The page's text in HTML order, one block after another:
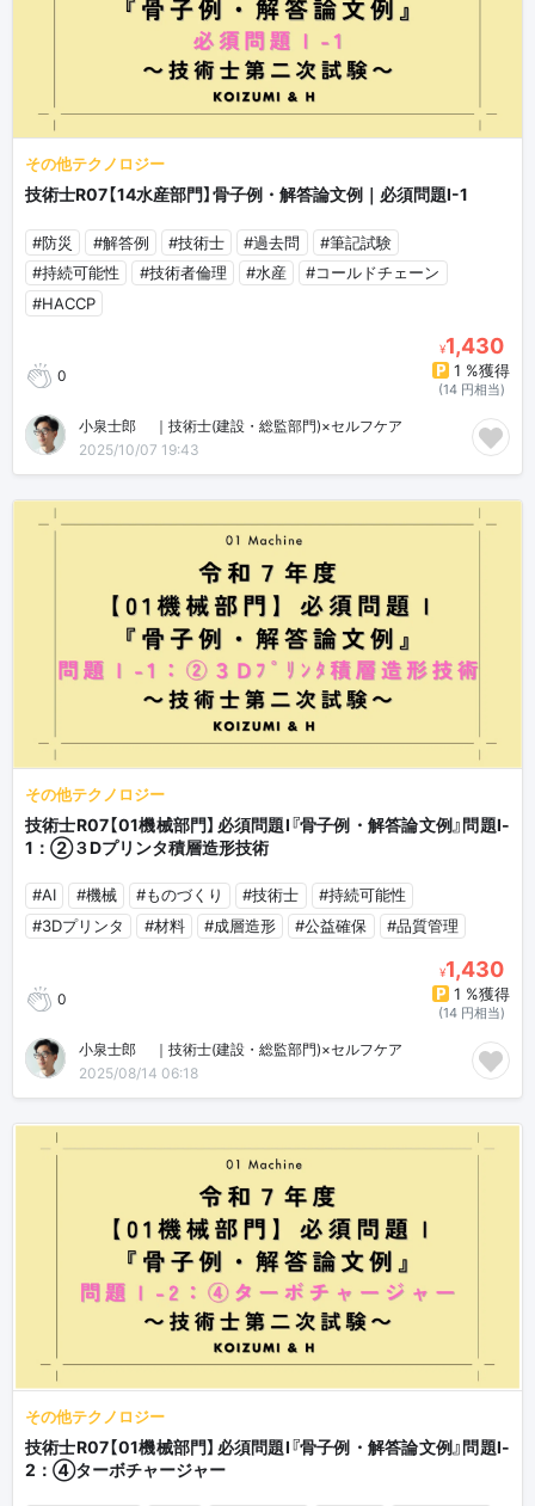
その他テクノロジー
技術士R07【14水産部門】骨子例・解答論文例｜必須問題Ⅰ-1
#防災 #解答例 #技術士 #過去問
#筆記試験
#持続可能性
#技術者倫理 #水産
#コールドチェーン
#HACCP
0
¥1,430
1 %獲得
(14 円相当)
小泉士郎🎈｜技術士(建設・総監部門)×セルフケア
2025/10/07 19:43
その他テクノロジー
技術士R07【01機械部門】必須問題Ⅰ『骨子例・解答論文例』問題Ⅰ-
1：②３Dプリンタ積層造形技術
#AI #機械 #ものづくり #技術士
#持続可能性
#3Dプリンタ
#材料 #成層造形 #公益確保 #品質管理
0
¥1,430
1 %獲得
(14 円相当)
小泉士郎🎈｜技術士(建設・総監部門)×セルフケア
2025/08/14 06:18
その他テクノロジー
技術士R07【01機械部門】必須問題Ⅰ『骨子例・解答論文例』問題Ⅰ-
2：④ターボチャージャー